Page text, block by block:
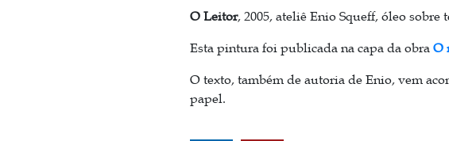
O Leitor, 2005, ateliê Enio Squeff, óleo sobre
Esta pintura foi publicada na capa da obraO
O texto, também de autoria de Enio, vem
papel.